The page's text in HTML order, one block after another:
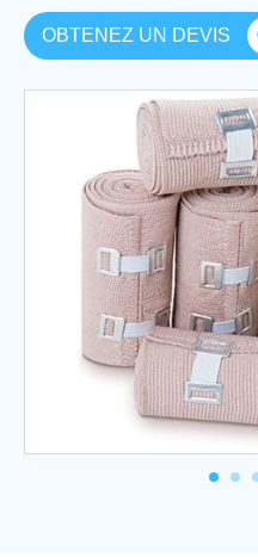
OBTENEZ UN DEVIS